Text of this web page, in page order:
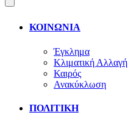
ΚΟΙΝΩΝΙΑ
Έγκλημα
Κλιματική Αλλαγή
Καιρός
Ανακύκλωση
ΠΟΛΙΤΙΚΗ